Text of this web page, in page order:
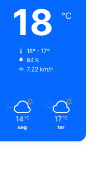
18 ℃
18º - 17º
94%
7.22 km/h
14 ℃
seg
17 ℃
ter